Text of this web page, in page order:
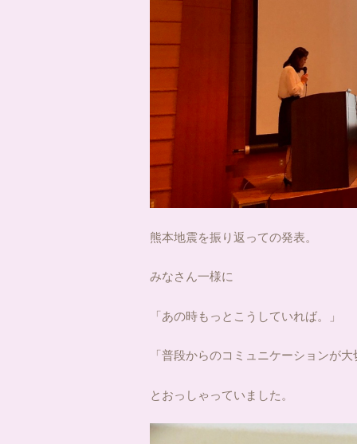
熊本地震を振り返っての発表。
みなさん一様に
「あの時もっとこうしていれば。」
「普段からのコミュニケーションが大
とおっしゃっていました。